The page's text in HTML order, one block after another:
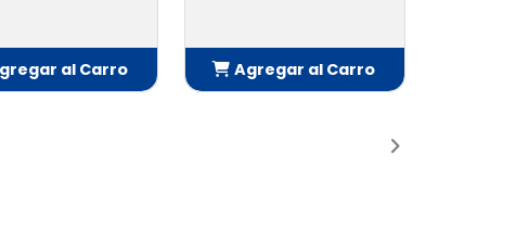
al Carro
Agregar al Carro